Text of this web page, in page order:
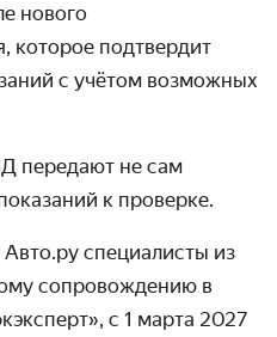
нового
которое подтвердит
с учётом возможных
передают не сам
к проверке.
специалисты из
сопровождению в
с 1 марта 2027